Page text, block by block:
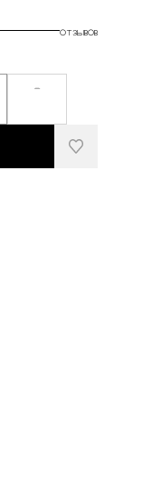
отзывов
-